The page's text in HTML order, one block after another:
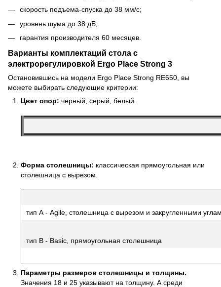
скорость подъема-спуска до 38 мм/с;
уровень шума до 38 дБ;
гарантия производителя 60 месяцев.
Варианты комплектаций стола с
электрорегулировкой Ergo Place Strong 3
Остановившись на модели Ergo Place Strong RE650, вы
можете выбирать следующие критерии:
Цвет опор: черный, серый, белый.
Форма столешницы: классическая прямоугольная или
столешница с вырезом.
тип А - Agile, столешница с вырезом и закругленными
тип В - Basic, прямоугольная столешница
Параметры размеров столешницы и толщины.
Значения 18 и 25 указывают на толщину. А среди